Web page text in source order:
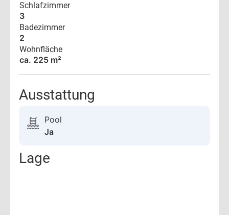
Schlafzimmer
3
Badezimmer
2
Wohnfläche
ca. 225 m²
Ausstattung
Pool
Ja
Lage